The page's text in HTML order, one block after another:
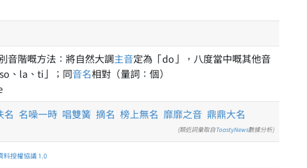
音階嘅方法：將自然大調主音定為「do」，八度當中嘅其他音
、la、ti」；同音名相對（量詞：個）
名 名噪一時 唱雙簧 摘名 榜上無名 靡靡之音 鼎鼎大名
(類近詞彙取自ToastyNews數據分析)
料授權協議 1.0